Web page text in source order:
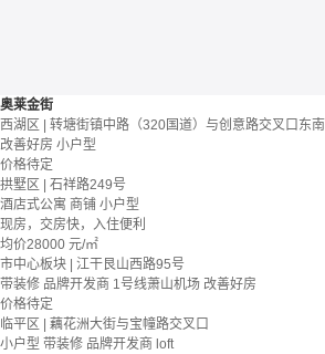
奥莱金街
西湖区 | 转塘街镇中路（320国道）与创意路交叉口东南
改善好房 小户型
价格待定
拱墅区 | 石祥路249号
酒店式公寓 商铺 小户型
现房，交房快，入住便利
均价28000 元/㎡
市中心板块 | 江干艮山西路95号
带装修 品牌开发商 1号线萧山机场 改善好房
价格待定
临平区 | 藕花洲大街与宝幢路交叉口
小户型 带装修 品牌开发商 loft